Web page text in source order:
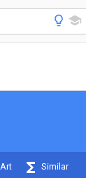
Similar